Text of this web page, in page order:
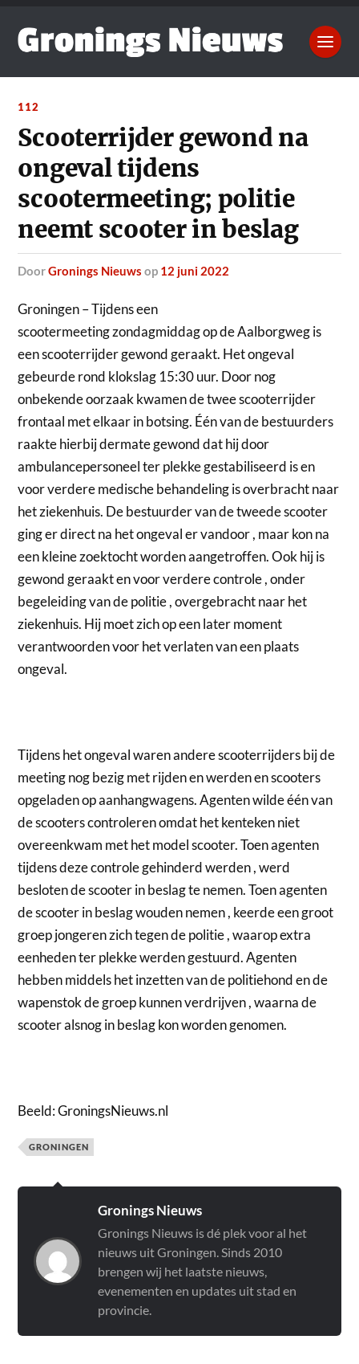
112
Scooterrijder gewond na
ongeval tijdens
scootermeeting; politie
neemt scooter in beslag
doorGronings Nieuws op 12 juni 2022
Groningen – Tijdens een
scootermeeting zondagmiddag op de Aalborgweg is
een scooterrijder gewond geraakt. Het ongeval
gebeurde rond klokslag 15:30 uur. Door nog
onbekende oorzaak kwamen de twee scooterrijder
frontaal met elkaar in botsing. Één van de bestuurders
raakte hierbij dermate gewond dat hij door
ambulancepersoneel ter plekke gestabiliseerd is en
voor verdere medische behandeling is overbracht naar
het ziekenhuis. De bestuurder van de tweede scooter
ging er direct na het ongeval er vandoor , maar kon na
een kleine zoektocht worden aangetroffen. Ook hij is
gewond geraakt en voor verdere controle , onder
begeleiding van de politie , overgebracht naar het
ziekenhuis. Hij moet zich op een later moment
verantwoorden voor het verlaten van een plaats
ongeval.
Tijdens het ongeval waren andere scooterrijders bij de
meeting nog bezig met rijden en werden en scooters
opgeladen op aanhangwagens. Agenten wilde één van
de scooters controleren omdat het kenteken niet
overeenkwam met het model scooter. Toen agenten
tijdens deze controle gehinderd werden , werd
besloten de scooter in beslag te nemen. Toen agenten
de scooter in beslag wouden nemen , keerde een groot
groep jongeren zich tegen de politie , waarop extra
eenheden ter plekke werden gestuurd. Agenten
hebben middels het inzetten van de politiehond en de
wapenstok de groep kunnen verdrijven , waarna de
scooter alsnog in beslag kon worden genomen.
Beeld: GroningsNieuws.nl
GRONINGEN
Gronings Nieuws
Gronings Nieuws is dé plek voor al het
nieuws uit Groningen. Sinds 2010
brengen wij het laatste nieuws,
evenementen en updates uit stad en
provincie.